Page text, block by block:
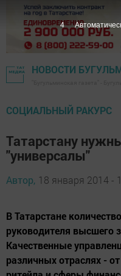
НОВОСТИ
СОЦИАЛЬНЫЙ РАКУРС
Татарстану
"универсалы"
Автор, 18 января 2014 -
В Татарстане
руководителя высшего
Качественные
различных отраслях -
3